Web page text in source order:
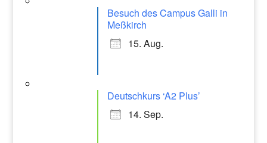
Besuch des Campus Galli in
Meßkirch
15. Aug.
Deutschkurs ‘A2 Plus’
14. Sep.